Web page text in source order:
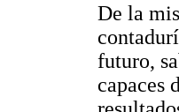
De la
futuro,
capaces